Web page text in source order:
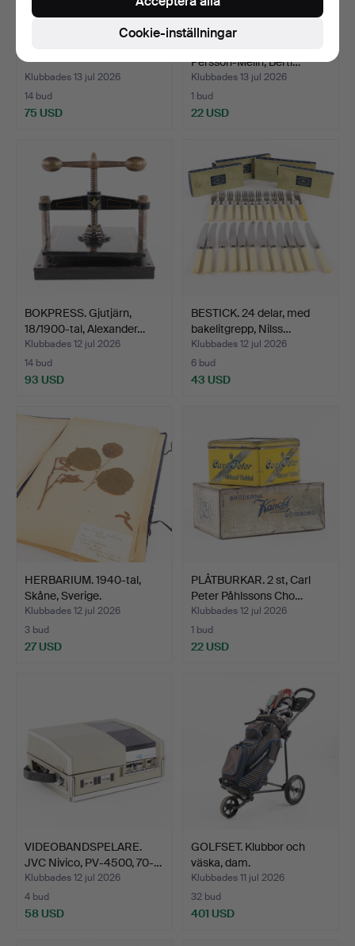
Klubbades 13 jul 2026
14 bud
75 USD
Persson-Melin, Berti…
Klubbades 13 jul 2026
1 bud
22 USD
BOKPRESS. Gjutjärn,
18/1900-tal, Alexander…
Klubbades 12 jul 2026
14 bud
93 USD
BESTICK. 24 delar, med
bakelitgrepp, Nilss…
Klubbades 12 jul 2026
6 bud
43 USD
HERBARIUM. 1940-tal,
Skåne, Sverige.
Klubbades 12 jul 2026
3 bud
27 USD
PLÅTBURKAR. 2 st, Carl
Peter Påhlssons Cho…
Klubbades 12 jul 2026
1 bud
22 USD
VIDEOBANDSPELARE.
JVC Nivico, PV-4500, 70-…
Klubbades 12 jul 2026
4 bud
58 USD
GOLFSET. Klubbor och
väska, dam.
Klubbades 11 jul 2026
32 bud
401 USD
Cookie-inställningar